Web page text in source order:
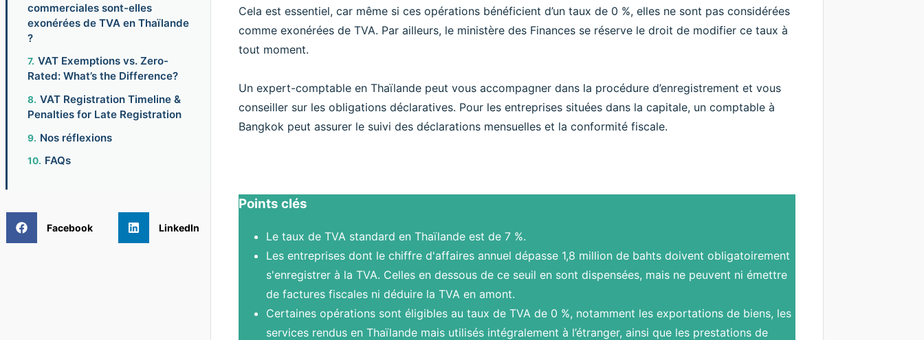
commerciales sont-elles
exonérées de TVA en Thaïlande
?
VAT Exemptions vs. Zero-
Rated: What’s the Difference?
VAT Registration Timeline &
Penalties for Late Registration
Nos réflexions
FAQs
Facebook LinkedIn
Cela est essentiel, car même si ces opérations bénéficient d’un taux de 0 %, elles ne sont pas considérées
comme exonérées de TVA. Par ailleurs, le ministère des Finances se réserve le droit de modifier ce taux à
tout moment.
Un expert-comptable en Thaïlande peut vous accompagner dans la procédure d’enregistrement et vous
conseiller sur les obligations déclaratives. Pour les entreprises situées dans la capitale, un comptable à
Bangkok peut assurer le suivi des déclarations mensuelles et la conformité fiscale.
Points clés
Le taux de TVA standard en Thaïlande est de 7 %.
Les entreprises dont le chiffre d'affaires annuel dépasse 1,8 million de bahts doivent obligatoirement
s'enregistrer à la TVA. Celles en dessous de ce seuil en sont dispensées, mais ne peuvent ni émettre
de factures fiscales ni déduire la TVA en amont.
Certaines opérations sont éligibles au taux de TVA de 0 %, notamment les exportations de biens, les
services rendus en Thaïlande mais utilisés intégralement à l’étranger, ainsi que les prestations de